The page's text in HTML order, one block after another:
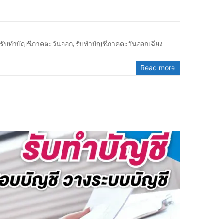
รับทำบัญชีภาคตะวันออก, รับทำบัญชีภาคตะวันออกเฉียง
Read more